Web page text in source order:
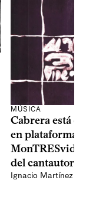
MÚSICA
Cabrera está
en plataformas
del cantautor
Ignacio Martínez